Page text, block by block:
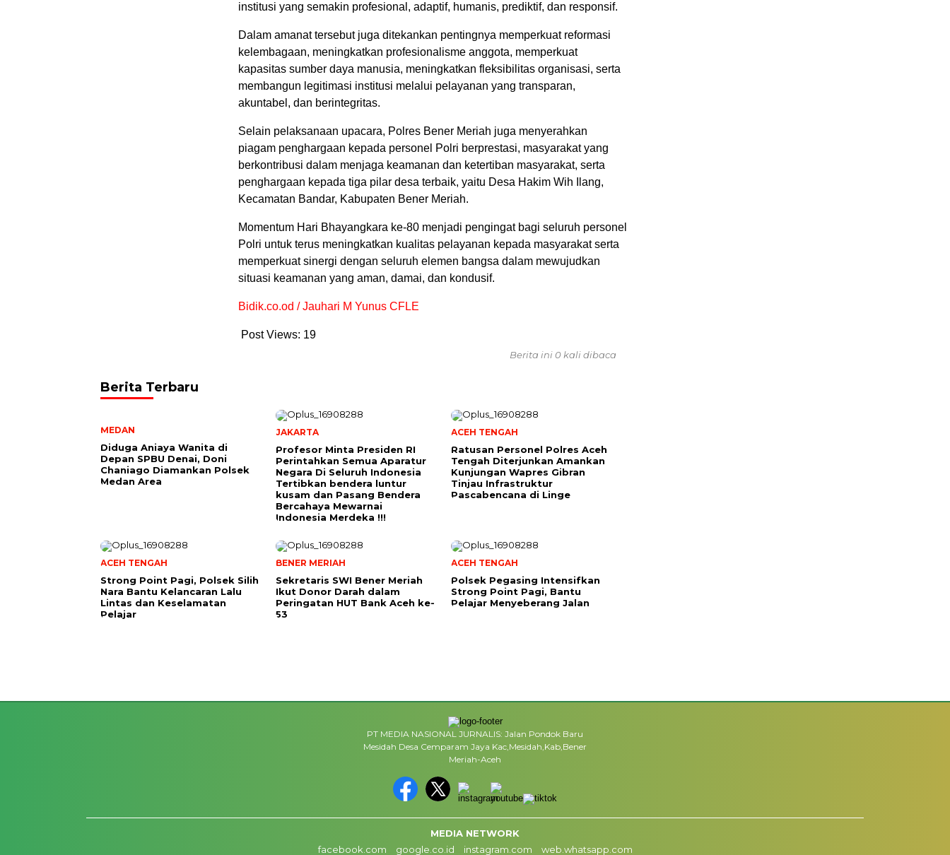
institusi yang semakin profesional, adaptif, humanis, prediktif, dan responsif.
Dalam amanat tersebut juga ditekankan pentingnya memperkuat reformasi
kelembagaan, meningkatkan profesionalisme anggota, memperkuat
kapasitas sumber daya manusia, meningkatkan fleksibilitas organisasi, serta
membangun legitimasi institusi melalui pelayanan yang transparan,
akuntabel, dan berintegritas.
Selain pelaksanaan upacara, Polres Bener Meriah juga menyerahkan
piagam penghargaan kepada personel Polri berprestasi, masyarakat yang
berkontribusi dalam menjaga keamanan dan ketertiban masyarakat, serta
penghargaan kepada tiga pilar desa terbaik, yaitu Desa Hakim Wih Ilang,
Kecamatan Bandar, Kabupaten Bener Meriah.
Momentum Hari Bhayangkara ke-80 menjadi pengingat bagi seluruh personel
Polri untuk terus meningkatkan kualitas pelayanan kepada masyarakat serta
memperkuat sinergi dengan seluruh elemen bangsa dalam mewujudkan
situasi keamanan yang aman, damai, dan kondusif.
Bidik.co.od / Jauhari M Yunus CFLE
Post Views: 19
Berita ini 0 kali dibaca
Berita Terbaru
MEDAN
Diduga Aniaya Wanita di
Depan SPBU Denai, Doni
Chaniago Diamankan Polsek
Medan Area
JAKARTA
Profesor Minta Presiden RI
Perintahkan Semua Aparatur
Negara Di Seluruh Indonesia
Tertibkan bendera luntur
kusam dan Pasang Bendera
Bercahaya Mewarnai
Indonesia Merdeka !!!
ACEH TENGAH
Ratusan Personel Polres Aceh
Tengah Diterjunkan Amankan
Kunjungan Wapres Gibran
Tinjau Infrastruktur
Pascabencana di Linge
ACEH TENGAH
Strong Point Pagi, Polsek Silih
Nara Bantu Kelancaran Lalu
Lintas dan Keselamatan
Pelajar
BENER MERIAH
Sekretaris SWI Bener Meriah
Ikut Donor Darah dalam
Peringatan HUT Bank Aceh ke-
53
ACEH TENGAH
Polsek Pegasing Intensifkan
Strong Point Pagi, Bantu
Pelajar Menyeberang Jalan
PT MEDIA NASIONAL JURNALIS: Jalan Pondok Baru
Mesidah Desa Cemparam Jaya Kac,Mesidah,Kab,Bener
Meriah-Aceh
MEDIA NETWORK
facebook.com
google.co.id instagram.com web.whatsapp.com